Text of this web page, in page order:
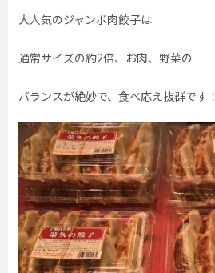
大人気のジャンボ肉餃子は
通常サイズの約2倍、お肉、野菜の
バランスが絶妙で、食べ応え抜群です！